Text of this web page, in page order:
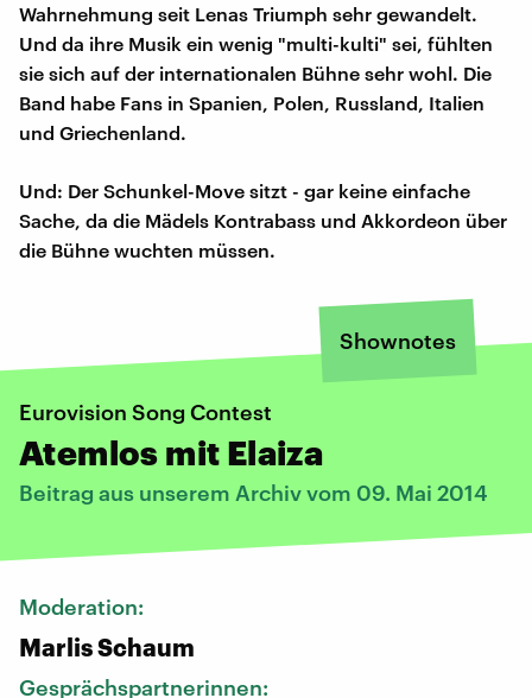
Wahrnehmung seit Lenas Triumph sehr gewandelt.
Und da ihre Musik ein wenig "multi-kulti" sei, fühlten
sie sich auf der internationalen Bühne sehr wohl. Die
Band habe Fans in Spanien, Polen, Russland, Italien
und Griechenland.
Und: Der Schunkel-Move sitzt - gar keine einfache
Sache, da die Mädels Kontrabass und Akkordeon über
die Bühne wuchten müssen.
Shownotes
Eurovision Song Contest
Atemlos mit Elaiza
Beitrag aus unserem Archiv vom 09. Mai 2014
Moderation:
Marlis Schaum
Gesprächspartnerinnen: